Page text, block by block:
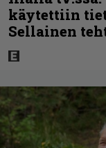
käytettiin
Sellainen